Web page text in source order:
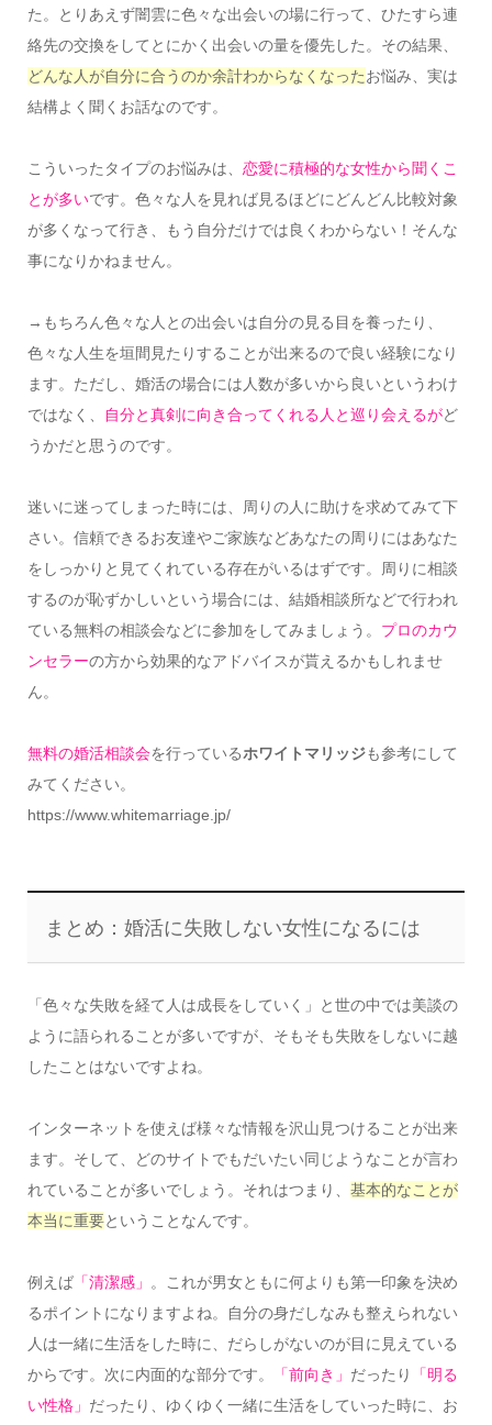
た。とりあえず闇雲に色々な出会いの場に行って、ひたすら連
絡先の交換をしてとにかく出会いの量を優先した。その結果、
どんな人が自分に合うのか余計わからなくなったお悩み、実は
結構よく聞くお話なのです。
こういったタイプのお悩みは、 恋愛に積極的な女性から聞くこ
とが多いです。色々な人を見れば見るほどにどんどん比較対象
が多くなって行き、もう自分だけでは良くわからない！そんな
事になりかねません。
→もちろん色々な人との出会いは自分の見る目を養ったり、
色々な人生を垣間見たりすることが出来るので良い経験になり
ます。ただし、婚活の場合には人数が多いから良いというわけ
ではなく、
自分と真剣に向き合ってくれる人と巡り会えるがど
うかだと思うのです。
迷いに迷ってしまった時には、周りの人に助けを求めてみて下
さい。信頼できるお友達やご家族などあなたの周りにはあなた
をしっかりと見てくれている存在がいるはずです。周りに相談
するのが恥ずかしいという場合には、結婚相談所などで行われ
ている無料の相談会などに参加をしてみましょう。 プロのカウ
ンセラーの方から効果的なアドバイスが貰えるかもしれませ
ん。
無料の婚活相談会を行っているホワイトマリッジも参考にして
みてください。
https://www.whitemarriage.jp/
まとめ：婚活に失敗しない女性になるには
「色々な失敗を経て人は成長をしていく」と世の中では美談の
ように語られることが多いですが、そもそも失敗をしないに越
したことはないですよね。
インターネットを使えば様々な情報を沢山見つけることが出来
ます。そして、どのサイトでもだいたい同じようなことが言わ
れていることが多いでしょう。それはつまり、 基本的なことが
本当に重要ということなんです。
例えば「清潔感」 。これが男女ともに何よりも第一印象を決め
るポイントになりますよね。自分の身だしなみも整えられない
人は一緒に生活をした時に、だらしがないのが目に見えている
からです。次に内面的な部分です。
「前向き」 だったり
「明る
い性格」 だったり、ゆくゆく一緒に生活をしていった時に、お